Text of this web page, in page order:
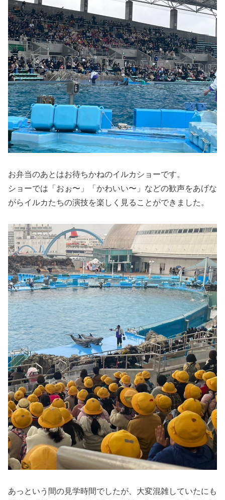
お弁当のあとはお待ちかねのイルカショーです。
ショーでは「おぉ〜」「かわいい〜」などの歓声をあげな
がらイルカたちの演技を楽しく見ることができました。
あっという間の見学時間でしたが、大変混雑していたにも